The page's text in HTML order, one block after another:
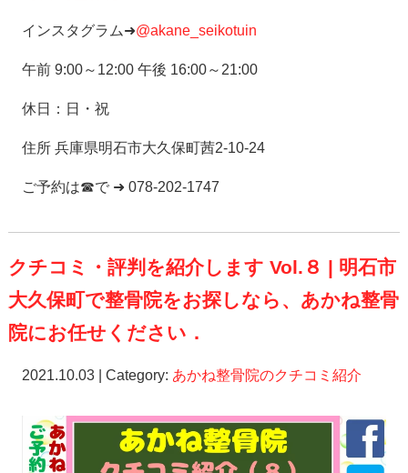
インスタグラム➜@akane_seikotuin
午前 9:00～12:00 午後 16:00～21:00
休日：日・祝
住所 兵庫県明石市大久保町茜2-10-24
ご予約は☎で ➜ 078-202-1747
クチコミ・評判を紹介します Vol.８ | 明石市
大久保町で整骨院をお探しなら、あかね整骨
院にお任せください．
2021.10.03 | Category: あかね整骨院のクチコミ紹介